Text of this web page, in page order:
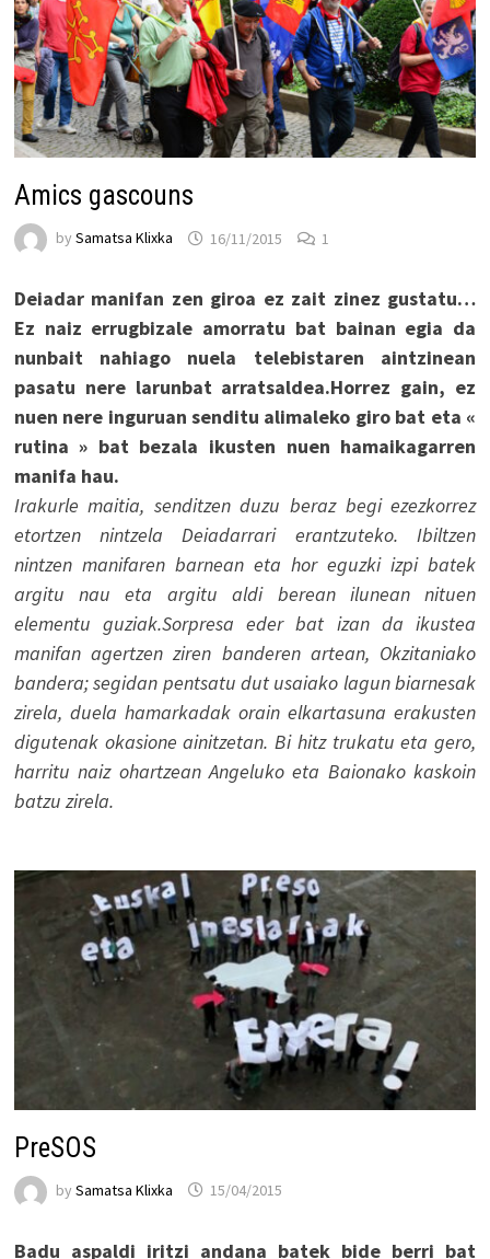
Amics gascouns
by Samatsa Klixka 16/11/2015 1
Deiadar manifan zen giroa ez zait zinez gustatu…
Ez naiz errugbizale amorratu bat bainan egia da
nunbait nahiago nuela telebistaren aintzinean
pasatu nere larunbat arratsaldea.Horrez gain, ez
nuen nere inguruan senditu alimaleko giro bat eta «
rutina » bat bezala ikusten nuen hamaikagarren
manifa hau.
Irakurle maitia, senditzen duzu beraz begi ezezkorrez
etortzen nintzela Deiadarrari erantzuteko. Ibiltzen
nintzen manifaren barnean eta hor eguzki izpi batek
argitu nau eta argitu aldi berean ilunean nituen
elementu guziak.Sorpresa eder bat izan da ikustea
manifan agertzen ziren banderen artean, Okzitaniako
bandera; segidan pentsatu dut usaiako lagun biarnesak
zirela, duela hamarkadak orain elkartasuna erakusten
digutenak okasione ainitzetan. Bi hitz trukatu eta gero,
harritu naiz ohartzean Angeluko eta Baionako kaskoin
batzu zirela.
PreSOS
by Samatsa Klixka 15/04/2015
Badu aspaldi iritzi andana batek bide berri bat